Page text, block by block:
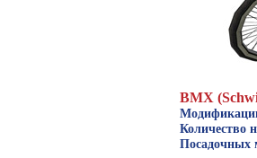
BMX
Количество
Посадочных